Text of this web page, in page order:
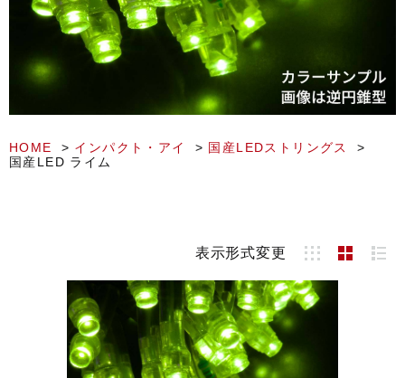
HOME インパクト・アイ
国産LEDストリングス
国産LED ライム
表示形式変更